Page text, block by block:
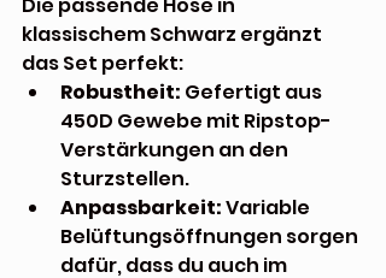
klassischem Schwarz ergänzt
das Set perfekt:
Robustheit: Gefertigt aus
450D Gewebe mit Ripstop-
Verstärkungen an den
Sturzstellen.
Anpassbarkeit: Variable
Belüftungsöffnungen sorgen
dafür, dass du auch im